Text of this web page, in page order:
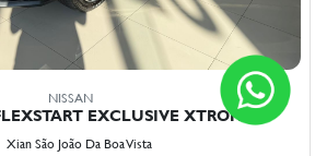
NISSAN
EXCLUSIVE XTRONIC
Xian São João Da Boa Vista